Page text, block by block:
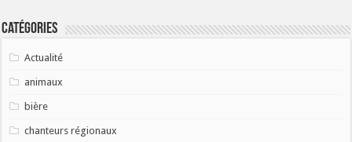
Catégories
Actualité
animaux
bière
chanteurs régionaux